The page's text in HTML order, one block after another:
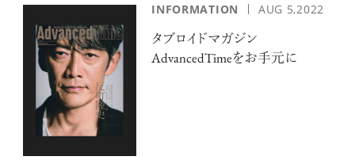
INFORMATION AUG 5,2022
タブロイドマガジン
AdvancedTimeをお手元に